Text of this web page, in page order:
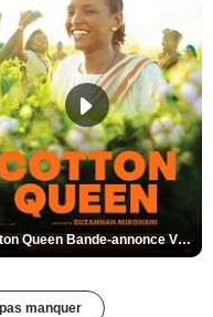
Cotton Queen Bande-annonce VO STFR
manquer